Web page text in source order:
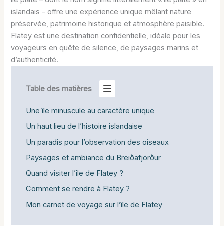
islandais – offre une expérience unique mêlant nature
préservée, patrimoine historique et atmosphère paisible.
Flatey est une destination confidentielle, idéale pour les
voyageurs en quête de silence, de paysages marins et
d’authenticité.
Table des matières
Une île minuscule au caractère unique
Un haut lieu de l’histoire islandaise
Un paradis pour l’observation des oiseaux
Paysages et ambiance du Breiðafjörður
Quand visiter l’île de Flatey ?
Comment se rendre à Flatey ?
Mon carnet de voyage sur l’île de Flatey